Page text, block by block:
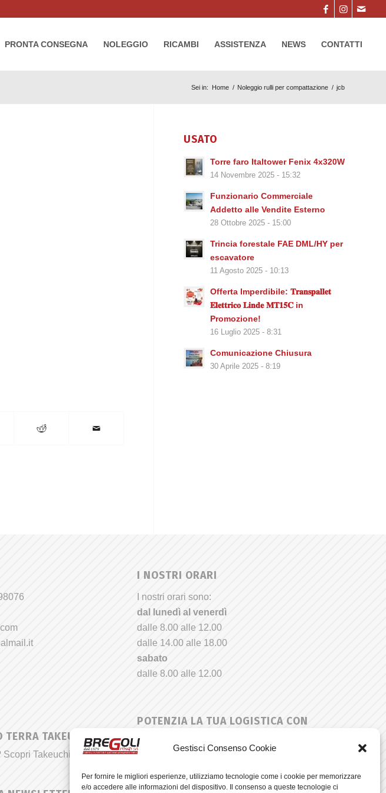
Gestisci Consenso Cookie
Per fornire le migliori esperienze, utilizziamo tecnologie come i cookie per memorizzare
e/o accedere alle informazioni del dispositivo. Il consenso a queste tecnologie ci
PRONTA CONSEGNA NOLEGGIO RICAMBI ASSISTENZA NEWS CONTATTI
Sei in: Home / Noleggio rulli per compattazione / jcb
USATO
Torre faro Italtower Fenix 4x320W
14 Novembre 2025 - 15:32
Funzionario Commerciale
Addetto alle Vendite Esterno
28 Ottobre 2025 - 15:00
Trincia forestale FAE DML/HY per
escavatore
11 Agosto 2025 - 10:13
Offerta Imperdibile: 𝐓𝐫𝐚𝐧𝐬𝐩𝐚𝐥𝐥𝐞𝐭
𝐄𝐥𝐞𝐭𝐭𝐫𝐢𝐜𝐨 𝐋𝐢𝐧𝐝𝐞 𝐌𝐓𝟏𝟓𝐂 in
Promozione!
16 Luglio 2025 - 8:31
Comunicazione Chiusura
30 Aprile 2025 - 8:19
TERRA TAKEUCHI
Takeuchi©
I NOSTRI ORARI
I nostri orari sono:
dal lunedì al venerdì
dalle 8.00 alle 12.00
dalle 14.00 alle 18.00
sabato
dalle 8.00 alle 12.00
POTENZIA LA TUA LOGISTICA CON
Scopri i carrelli elevatori e le soluzioni per la
tua efficienza operativa